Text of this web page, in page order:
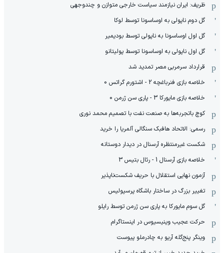
ظریف: ایران نیازمند سیاست خارجی متوازن و چندوجهی
گل دوم ناپولی به اوساسونا توسط لوکا
گل اول اوساسونا به ناپولی توسط بودیمیر
گل اول ناپولی به اوساسونا توسط پولیتانو
قرارداد سرمربی مصر تمدید شد
خلاصه بازی فنرباغچه 2 - اشتورم گراتس 0
خلاصه بازی مایورکا 3 - پاری سن ژرمن 0
کوچ باتجربه‌ها به صنعت نفت با تصمیم محمد نوری
رسمی: الاتحاد هافبک سنگالی آلمریا را خرید
شکست غیرمنتظره آرسنال در دیدار دوستانه
خلاصه بازی آرسنال 1 - رئال بتیس 3
آزمون نهایی استقلال با حریف شکست‌ناپذیر
تغییر بزرگ در ساختار باشگاه پرسپولیس
گل سوم مایورکا به پاری سن ژرمن توسط رایلو
حرکت عجیب وینیسیوس در اینستاگرام
وینگر پنج‌گله آریو به چادرملو پیوست